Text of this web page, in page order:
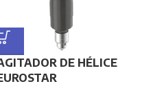
DE HÉLICE